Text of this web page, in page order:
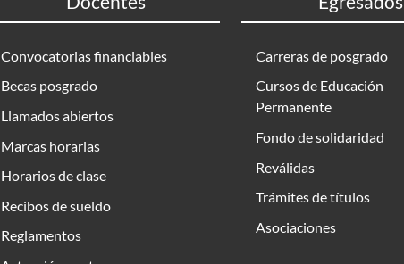
Convocatorias financiables
Becas posgrado
Llamados abiertos
Marcas horarias
Horarios de clase
Recibos de sueldo
Reglamentos
Carreras de posgrado
Cursos de Educación
Permanente
Fondo de solidaridad
Reválidas
Trámites de títulos
Asociaciones